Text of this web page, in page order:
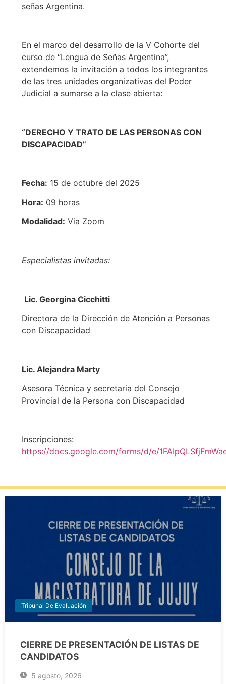
señas Argentina.
En el marco del desarrollo de la V Cohorte del
curso de “Lengua de Señas Argentina”,
extendemos la invitación a todos los integrantes
de las tres unidades organizativas del Poder
Judicial a sumarse a la clase abierta:
“DERECHO Y TRATO DE LAS PERSONAS CON
DISCAPACIDAD”
Fecha: 15 de octubre del 2025
Hora: 09 horas
Modalidad: Via Zoom
Especialistas invitadas:
Lic. Georgina Cicchitti
Directora de la Dirección de Atención a Personas
con Discapacidad
Lic. Alejandra Marty
Asesora Técnica y secretaria del Consejo
Provincial de la Persona con Discapacidad
Inscripciones:
https://docs.google.com/forms/d/e/
Tribunal De Evaluación
CIERRE DE PRESENTACIÓN DE LISTAS DE
CANDIDATOS
5 agosto, 2026